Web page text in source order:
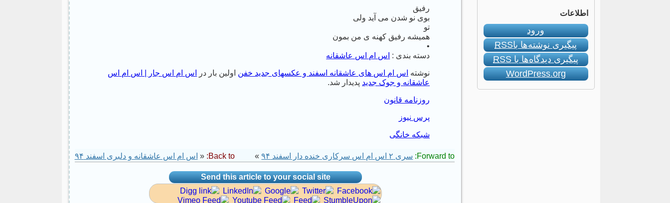
رفیق
بوی نو شدن می آید ولی
تو
همیشه رفیق کهنه ی من بمون
•
دسته بندی : اس ام اس عاشقانه
نوشته اس ام اس های عاشقانه اسفند و عکسهای جدید خفن اولین بار در
اس ام اس جار | اس ام اس
عاشقانه و جوک جدید پدیدار شد.
روزنامه قانون
پرس نیوز
شبکه خانگی
Back to:
« اس ام اس عاشقانه و دلبری اسفند ۹۴ Forward to: سری ۲ اس ام اس سرکاری خنده دار اسفند ۹۴ »
Send this article to your social site
اطلاعات
ورود
پیگیری نوشته‌ها باRSS
پیگیری دیدگاه‌ها باRSS
WordPress.org